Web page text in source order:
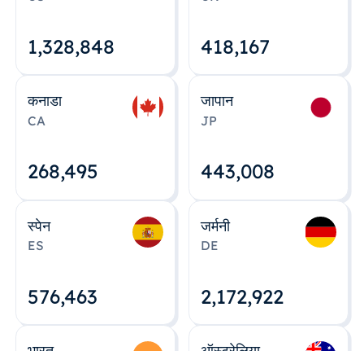
1,328,848 418,167
कनाडा
CA
268,495
जापान
JP
443,008
स्पेन
ES
576,463
जर्मनी
DE
2,172,922